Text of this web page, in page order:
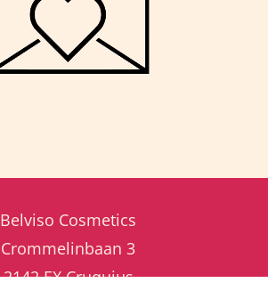
Belviso Cosmetics
Crommelinbaan 3
2142 EX Cruquius